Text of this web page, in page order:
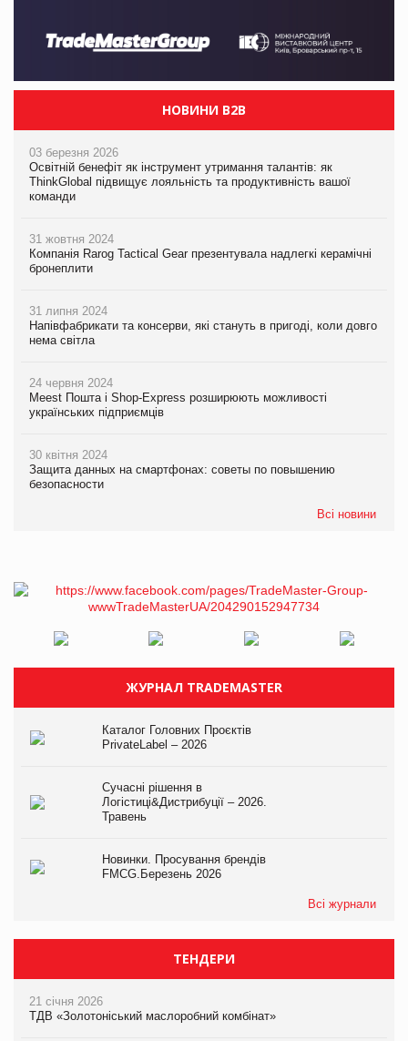
НОВИНИ B2B
03 березня 2026
Освітній бенефіт як інструмент утримання талантів: як
ThinkGlobal підвищує лояльність та продуктивність вашої
команди
31 жовтня 2024
Компанія Rarog Tactical Gear презентувала надлегкі керамічні
бронеплити
31 липня 2024
Напівфабрикати та консерви, які стануть в пригоді, коли довго
нема світла
24 червня 2024
Meest Пошта і Shop-Express розширюють можливості
українських підприємців
30 квітня 2024
Защита данных на смартфонах: советы по повышению
безопасности
Всі новини
ЖУРНАЛ TRADEMASTER
Каталог Головних Проєктів
PrivateLabel – 2026
Сучасні рішення в
Логістиці&Дистрибуції – 2026.
Травень
Новинки. Просування брендів
FMCG.Березень 2026
Всі журнали
ТЕНДЕРИ
21 січня 2026
ТДВ «Золотоніський маслоробний комбінат»